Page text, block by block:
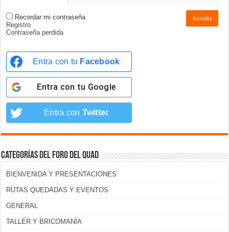
Recordar mi contraseña Acceder
Registro
Contraseña perdida
Entra con tu Facebook
Entra con tu Google
Entra con Twitter
Categorías del foro del Quad
BIENVENIDA Y PRESENTACIONES
RUTAS QUEDADAS Y EVENTOS
GENERAL
TALLER Y BRICOMANÍA